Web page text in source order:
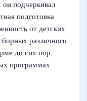
подчеркивал
подготовка
от детских
различного
до сих пор
программах